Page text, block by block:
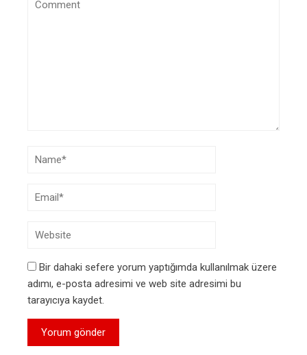
Bir dahaki sefere yorum yaptığımda kullanılmak üzere
adımı, e-posta adresimi ve web site adresimi bu
tarayıcıya kaydet.